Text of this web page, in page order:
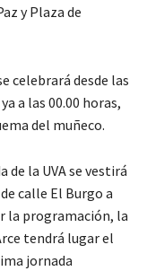
y Plaza de
celebrará desde las
a las 00.00 horas,
del muñeco.
de la UVA se vestirá
calle El Burgo a
la programación, la
tendrá lugar el
jornada